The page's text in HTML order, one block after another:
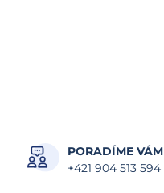
PORADÍME VÁM
+421 904 513 594